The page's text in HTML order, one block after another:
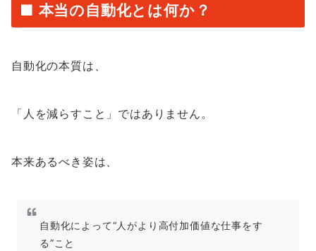
■ 本当の自動化とは何か？
自動化の本質は、
「人を減らすこと」ではありません。
本来あるべき姿は、
自動化によって“人がより高付加価値な仕事をす
る”こと